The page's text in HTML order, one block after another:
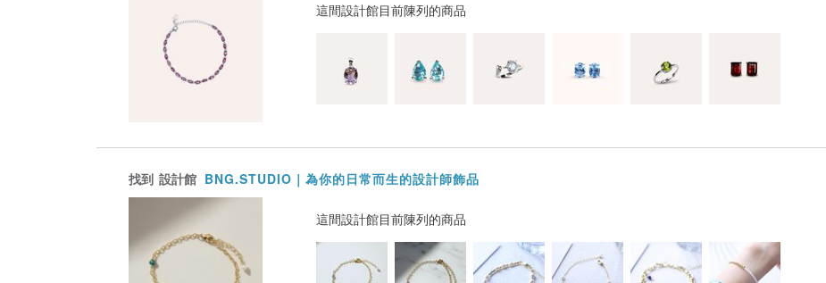
這間設計館目前陳列的商品
找到 設計館 BNG.STUDIO｜為你的日常而生的設計師飾品
這間設計館目前陳列的商品